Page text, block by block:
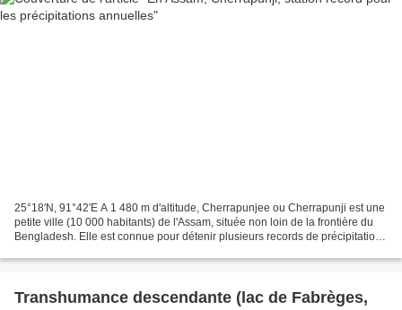
25°18′N, 91°42′E A 1 480 m d'altitude, Cherrapunjee ou Cherrapunji est une
petite ville (10 000 habitants) de l'Assam, située non loin de la frontière du
Bengladesh. Elle est connue pour détenir plusieurs records de précipitations
Transhumance descendante (lac de Fabrèges,